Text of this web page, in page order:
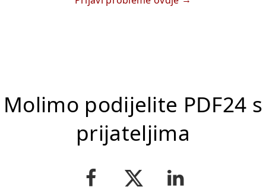
Molimo podijelite PDF24 s
prijateljima